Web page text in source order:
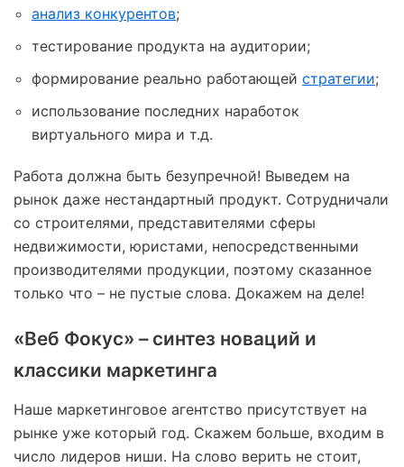
анализ конкурентов;
тестирование продукта на аудитории;
формирование реально работающей стратегии;
использование последних наработок
виртуального мира и т.д.
Работа должна быть безупречной! Выведем на
рынок даже нестандартный продукт. Сотрудничали
со строителями, представителями сферы
недвижимости, юристами, непосредственными
производителями продукции, поэтому сказанное
только что – не пустые слова. Докажем на деле!
«Веб Фокус» – синтез новаций и
классики маркетинга
Наше маркетинговое агентство присутствует на
рынке уже который год. Скажем больше, входим в
число лидеров ниши. На слово верить не стоит,